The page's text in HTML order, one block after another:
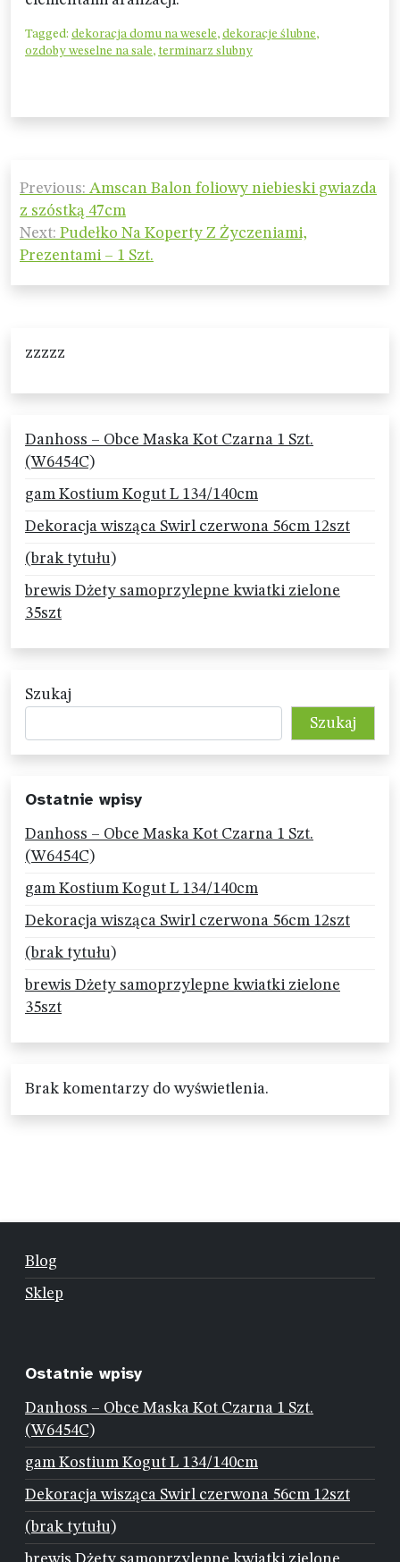
Tagged: dekoracja domu na wesele, dekoracje ślubne,
ozdoby weselne na sale, terminarz slubny
Nawigacja
wpisu
Previous: Amscan Balon foliowy niebieski gwiazda
z szóstką 47cm
Next: Pudełko Na Koperty Z Życzeniami,
Prezentami – 1 Szt.
zzzzz
Danhoss – Obce Maska Kot Czarna 1 Szt.
(W6454C)
gam Kostium Kogut L 134/140cm
Dekoracja wisząca Swirl czerwona 56cm 12szt
(brak tytułu)
brewis Dżety samoprzylepne kwiatki zielone
35szt
Szukaj
Szukaj
Ostatnie wpisy
Danhoss – Obce Maska Kot Czarna 1 Szt.
(W6454C)
gam Kostium Kogut L 134/140cm
Dekoracja wisząca Swirl czerwona 56cm 12szt
(brak tytułu)
brewis Dżety samoprzylepne kwiatki zielone
35szt
Brak komentarzy do wyświetlenia.
Blog
Sklep
Ostatnie wpisy
Danhoss – Obce Maska Kot Czarna 1 Szt.
(W6454C)
gam Kostium Kogut L 134/140cm
Dekoracja wisząca Swirl czerwona 56cm 12szt
(brak tytułu)